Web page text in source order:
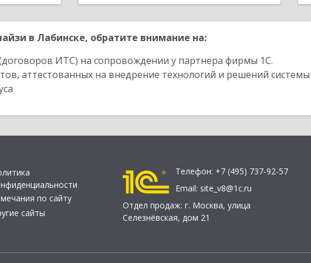
в Лабинске, обратите внимание на:
ИТС) на сопровождении у партнера фирмы 1С.
аттестованных на внедрение технологий и решений
по сайту
сайты
Телефон: +7 (495) 737-92-57
Email: site_v8@1c.ru
Отдел продаж: г. Москва, улица
Селезнёвская, дом 21